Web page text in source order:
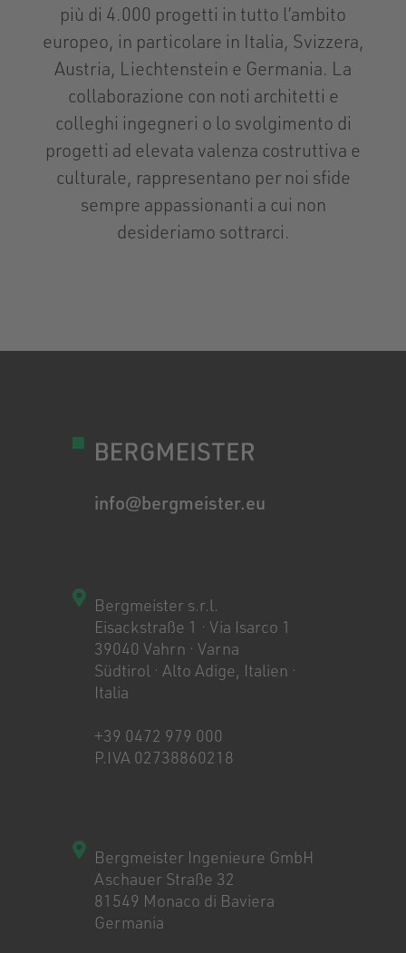
più di 4.000 progetti in tutto l’ambito
europeo, in particolare in Italia, Svizzera,
Austria, Liechtenstein e Germania. La
collaborazione con noti architetti e
colleghi ingegneri o lo svolgimento di
progetti ad elevata valenza costruttiva e
culturale, rappresentano per noi sfide
sempre appassionanti a cui non
desideriamo sottrarci.
info@bergmeister.eu
Bergmeister s.r.l.
Eisackstraße 1 · Via Isarco 1
39040 Vahrn · Varna
Südtirol · Alto Adige, Italien ·
Italia
+39 0472 979 000
P.IVA 02738860218
Bergmeister Ingenieure GmbH
Aschauer Straße 32
81549 Monaco di Baviera
Germania